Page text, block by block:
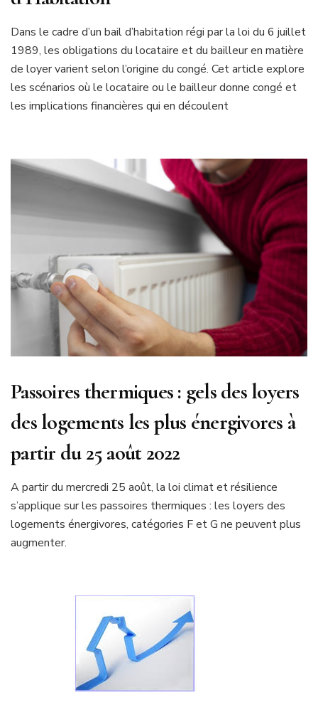
Dans le cadre d’un bail d’habitation régi par la loi du 6 juillet
1989, les obligations du locataire et du bailleur en matière
de loyer varient selon l’origine du congé. Cet article explore
les scénarios où le locataire ou le bailleur donne congé et
les implications financières qui en découlent
Passoires thermiques : gels des loyers
des logements les plus énergivores à
partir du 25 août 2022
A partir du mercredi 25 août, la loi climat et résilience
s’applique sur les passoires thermiques : les loyers des
logements énergivores, catégories F et G ne peuvent plus
augmenter.